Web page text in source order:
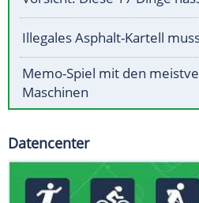
Illegales Asphalt-Kartell
Memo-Spiel mit den
Maschinen
Datencenter